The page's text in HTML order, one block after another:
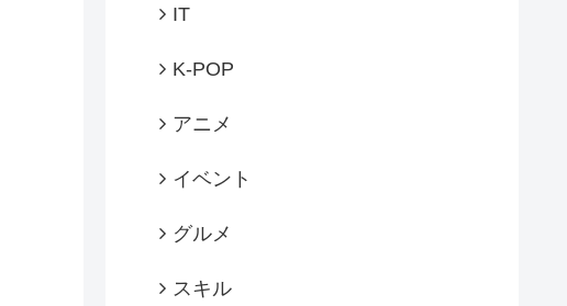
IT
K-POP
アニメ
イベント
グルメ
スキル